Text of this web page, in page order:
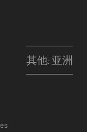
其他: 亚洲